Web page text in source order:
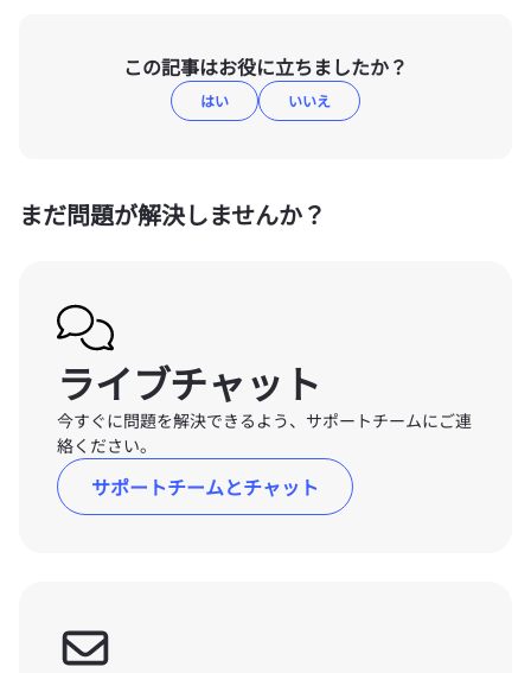
この記事はお役に立ちましたか？
はい いいえ
まだ問題が解決しませんか？
ライブチャット
今すぐに問題を解決できるよう、サポートチームにご連
絡ください。
サポートチームとチャット